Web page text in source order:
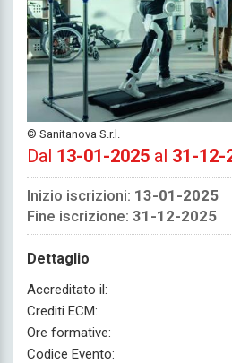
© Sanitanova S.r.l.
Dal 13-01-2025 al 31-12-
Inizio iscrizioni: 13-01-2025
Fine iscrizione: 31-12-2025
Dettaglio
Accreditato il:
Crediti ECM:
Ore formative:
Codice Evento: